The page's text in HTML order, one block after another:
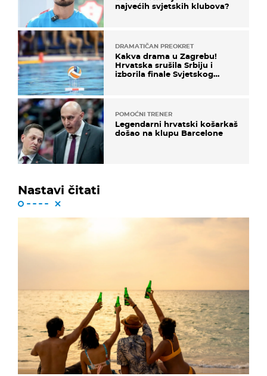
najvećih svjetskih klubova?
DRAMATIČAN PREOKRET
Kakva drama u Zagrebu!
Hrvatska srušila Srbiju i
izborila finale Svjetskog
POMOĆNI TRENER
Legendarni hrvatski košarkaš
došao na klupu Barcelone
Nastavi čitati